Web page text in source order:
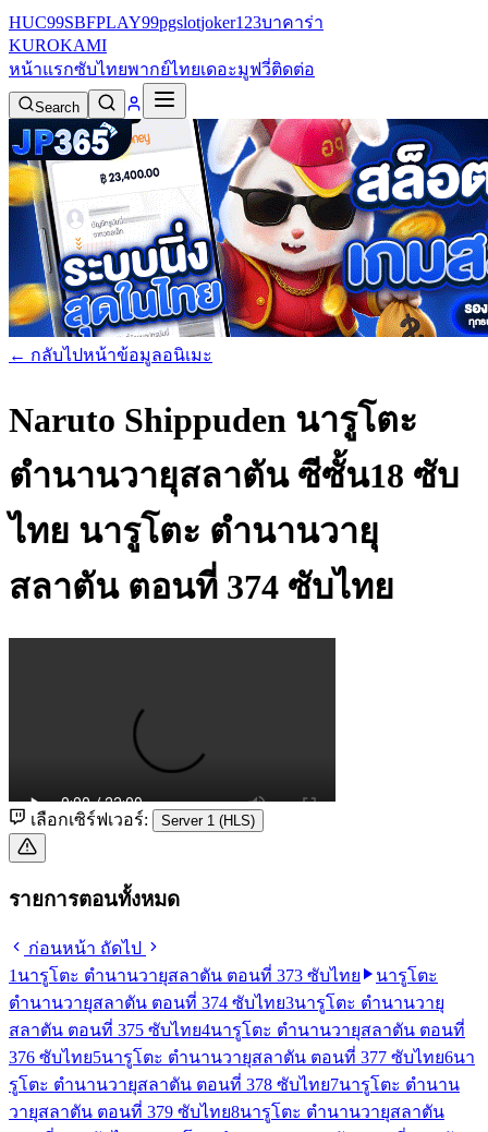
HUC99SBFPLAY99pgslotjoker123บาคาร่า
KUROKAMI
หน้าแรกซับไทยพากย์ไทยเดอะมูฟวี่ติดต่อ
Search
← กลับไปหน้าข้อมูลอนิเมะ
Naruto Shippuden นารูโตะ
ตำนานวายุสลาตัน ซีซั้น18 ซับ
ไทย นารูโตะ ตำนานวายุ
สลาตัน ตอนที่ 374 ซับไทย
เลือกเซิร์ฟเวอร์: Server 1 (HLS)
รายการตอนทั้งหมด
ก่อนหน้า ถัดไป
1 นารูโตะ ตำนานวายุสลาตัน ตอนที่ 373 ซับไทย
นารูโตะ
ตำนานวายุสลาตัน ตอนที่ 374 ซับไทย3นารูโตะ ตำนานวายุ
สลาตัน ตอนที่ 375 ซับไทย4นารูโตะ ตำนานวายุสลาตัน ตอนที่
376 ซับไทย5นารูโตะ ตำนานวายุสลาตัน ตอนที่ 377 ซับไทย6นา
รูโตะ ตำนานวายุสลาตัน ตอนที่ 378 ซับไทย7นารูโตะ ตำนาน
วายุสลาตัน ตอนที่ 379 ซับไทย8นารูโตะ ตำนานวายุสลาตัน